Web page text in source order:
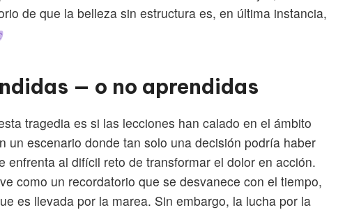
de que la belleza sin estructura es, en última instancia,
— o no aprendidas
tragedia es si las lecciones han calado en el ámbito
un escenario donde tan solo una decisión podría haber
enfrenta al difícil reto de transformar el dolor en acción.
como un recordatorio que se desvanece con el tiempo,
es llevada por la marea. Sin embargo, la lucha por la